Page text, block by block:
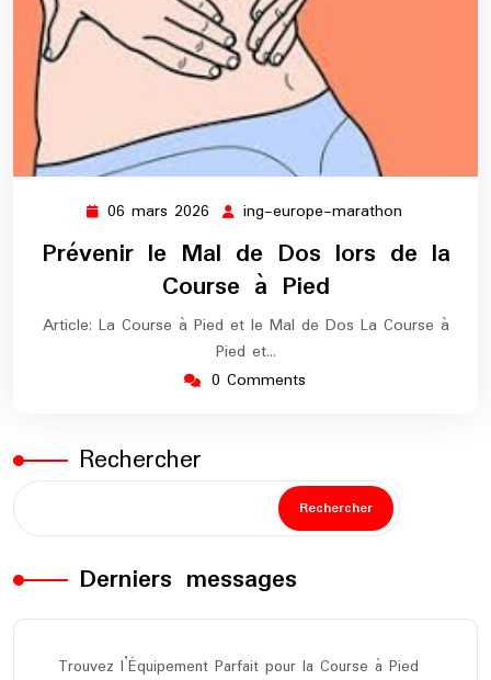
06 mars 2026 06
mars
2026
ing-europe-marathon
europe-
marathon
Prévenir le Mal de Dos lors de la
Course à Pied
Article: La Course à Pied et le Mal de Dos La Course à
Pied et…
0 Comments
Rechercher
Rechercher
Derniers messages
Trouvez l’Équipement Parfait pour la Course à Pied